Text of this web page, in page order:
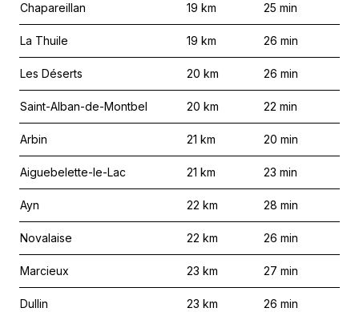
Chapareillan 19 km 25 min
La Thuile 19 km 26 min
Les Déserts 20 km 26 min
Saint-Alban-de-Montbel 20 km 22 min
Arbin 21 km 20 min
Aiguebelette-le-Lac 21 km 23 min
Ayn 22 km 28 min
Novalaise 22 km 26 min
Marcieux 23 km 27 min
Dullin 23 km 26 min